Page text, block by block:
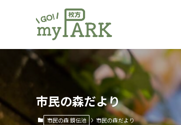
市民の森だより
市民の森 鏡伝池 市民の森だより